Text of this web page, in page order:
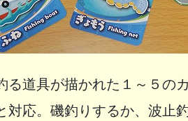
る道具が描かれた１～５の
対応。磯釣りするか、波止